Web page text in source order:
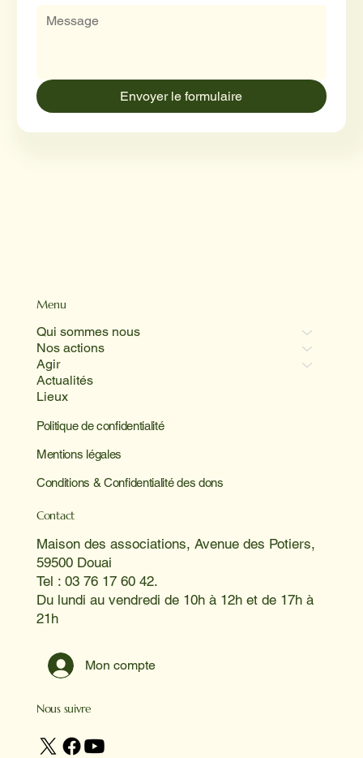
Menu
Qui sommes nous
Nos actions
Agir
Actualités
Lieux
Politique de confidentialité
Mentions légales
Conditions & Confidentialité des dons
Contact
Maison des associations, Avenue des Potiers,
59500 Douai
Tel : 03 76 17 60 42.
Du lundi au vendredi de 10h à 12h et de 17h à
21h
Mon compte
Nous suivre
Envoyer le formulaire